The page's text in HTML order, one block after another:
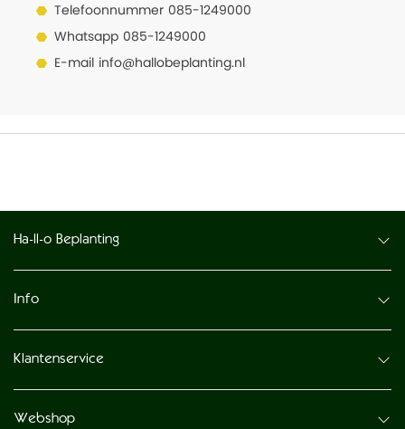
Telefoonnummer 085-1249000
Whatsapp 085-1249000
E-mail info@hallobeplanting.nl
Ha-ll-o Beplanting
Info
Klantenservice
Webshop